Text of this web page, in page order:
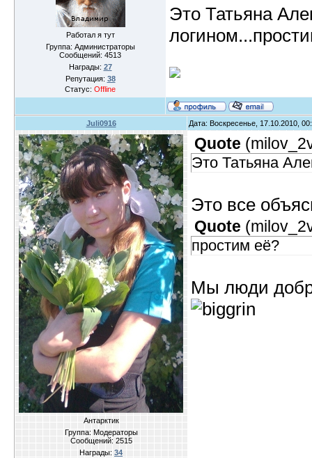
Работал я тут
Группа: Администраторы
Сообщений: 4513
Награды: 27
Репутация: 38
Статус: Offline
Это Татьяна
Juli0916 Дата: Воскресенье, 17.10.2010,
Антарктик
Группа: Модераторы
Сообщений: 2515
Награды: 34
Quote (
Это Татьяна
Это все
Quote (
простим её?
Мы люди